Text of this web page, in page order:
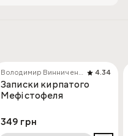
Володимир Винниченко 4.34
Записки кирпатого
Мефістофеля
349 грн